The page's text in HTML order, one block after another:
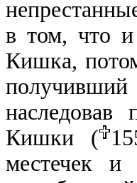
в том, что
Кишка,
получивший
наследовав
Кишки (
местечек